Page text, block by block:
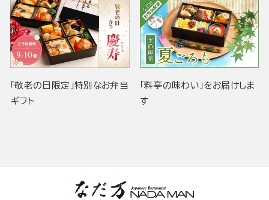
「敬老の日限定」特別なお弁当
ギフト
「料亭の味わい」をお届けしま
す